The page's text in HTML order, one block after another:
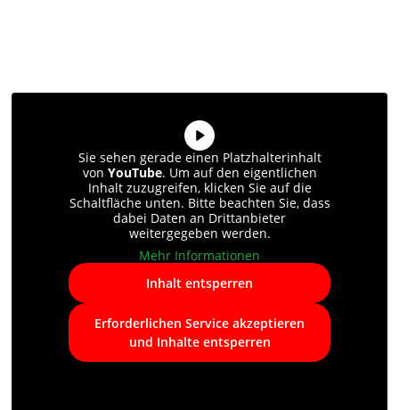
Sie sehen gerade einen Platzhalterinhalt
von YouTube. Um auf den eigentlichen
Inhalt zuzugreifen, klicken Sie auf die
Schaltfläche unten. Bitte beachten Sie, dass
dabei Daten an Drittanbieter
weitergegeben werden.
Mehr Informationen
Inhalt entsperren
Erforderlichen Service akzeptieren
und Inhalte entsperren